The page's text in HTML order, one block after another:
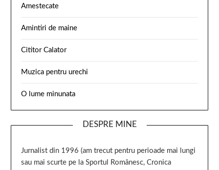
Amestecate
Amintiri de maine
Cititor Calator
Muzica pentru urechi
O lume minunata
DESPRE MINE
Jurnalist din 1996 (am trecut pentru perioade mai lungi
sau mai scurte pe la Sportul Românesc, Cronica